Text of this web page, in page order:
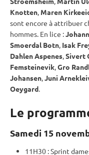
Knotten, Maren
sont encore à attribuer
hommes. En lice :
Smoerdal Botn, Isak
Dahlen Aspenes,Sivert
Femsteinevik,Gro
Johansen,Juni
Oeygard.
Le
Samedi 15
11H30 :Sprint